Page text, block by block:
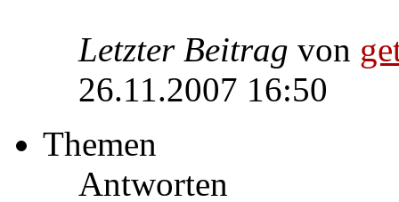
Letzter Beitrag von
26.11.2007 16:50
Themen
Antworten